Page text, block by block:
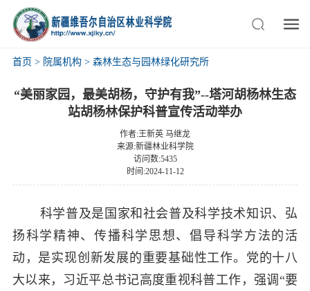
首页 > 院属机构> 森林生态与园林绿化研究所
“美丽家园，最美胡杨，守护有我”--塔河胡杨林生态
站胡杨林保护科普宣传活动举办
作者:王新英 马继龙
来源:新疆林业科学院
访问数:5435
时间:2024-11-12
科学普及是国家和社会普及科学技术知识、弘
扬科学精神、传播科学思想、倡导科学方法的活
动，是实现创新发展的重要基础性工作。党的十八
大以来，习近平总书记高度重视科普工作，强调“要